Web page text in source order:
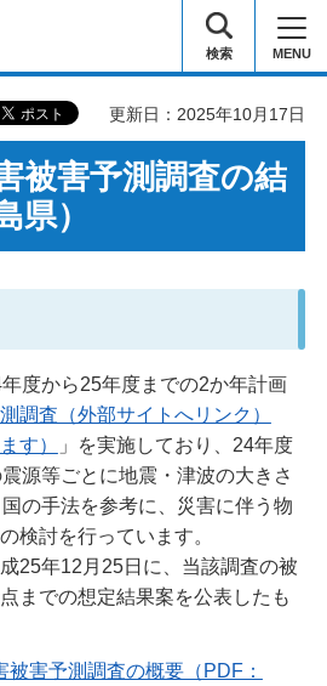
検索 MENU
更新日：2025年10月17日
被害予測調査の結
県）
度から25年度までの2か年計画
調査（外部サイトへリンク）
す）
」を実施しており、24年度
源等ごとに地震・津波の大きさ
の手法を参考に、災害に伴う物
検討を行っています。
25年12月25日に、当該調査の被
までの想定結果案を公表したも
被害予測調査の概要（PDF：